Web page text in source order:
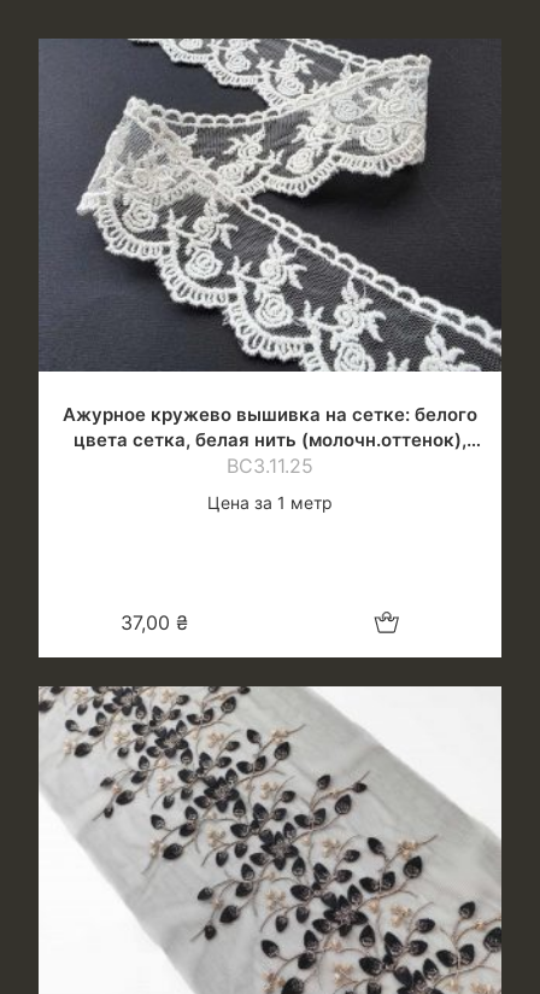
Ажурное кружево вышивка на сетке: белого
цвета сетка, белая нить (молочн.оттенок),
шир.4 см
ВС3.11.25
Цена за 1 метр
37,00 ₴ Добавить в корзину